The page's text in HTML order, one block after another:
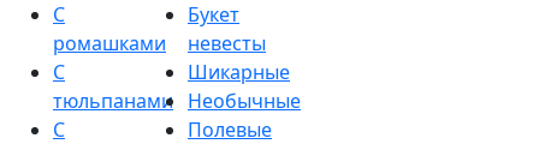
С
ромашками
С
тюльпанами
С
Букет
невесты
Шикарные
Необычные
Полевые